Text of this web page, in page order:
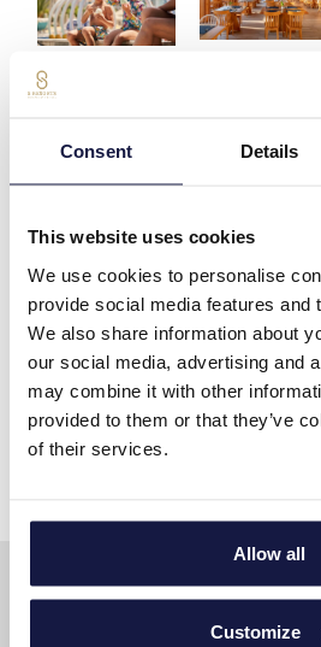
Consent Details
This website uses cookies
We use cookies to personalise
provide social media features and
We also share information about
our social media, advertising and
may combine it with other
provided to them or that they’ve
of their services.
Allow all
Customize